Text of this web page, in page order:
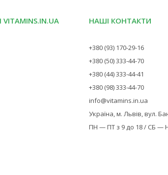
НАШІ КОНТАКТИ
+380 (93) 170-29-16
+380 (50) 333-44-70
+380 (44) 333-44-41
+380 (98) 333-44-70
info@vitamins.in.ua
Україна, м. Львів, вул.
ПН — ПТ з 9 до 18 / СБ —